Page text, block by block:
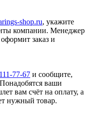
shop.ru, укажите
компании. Менеджер
заказ и
77-67 и сообщите,
ваши
вам счёт на оплату, а
нужный товар.